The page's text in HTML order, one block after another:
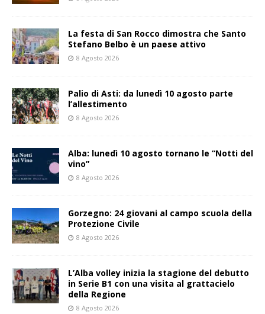
La festa di San Rocco dimostra che Santo
Stefano Belbo è un paese attivo
8 Agosto 2026
Palio di Asti: da lunedì 10 agosto parte
l’allestimento
8 Agosto 2026
Alba: lunedì 10 agosto tornano le “Notti del
vino”
8 Agosto 2026
Gorzegno: 24 giovani al campo scuola della
Protezione Civile
8 Agosto 2026
L’Alba volley inizia la stagione del debutto
in Serie B1 con una visita al grattacielo
della Regione
8 Agosto 2026